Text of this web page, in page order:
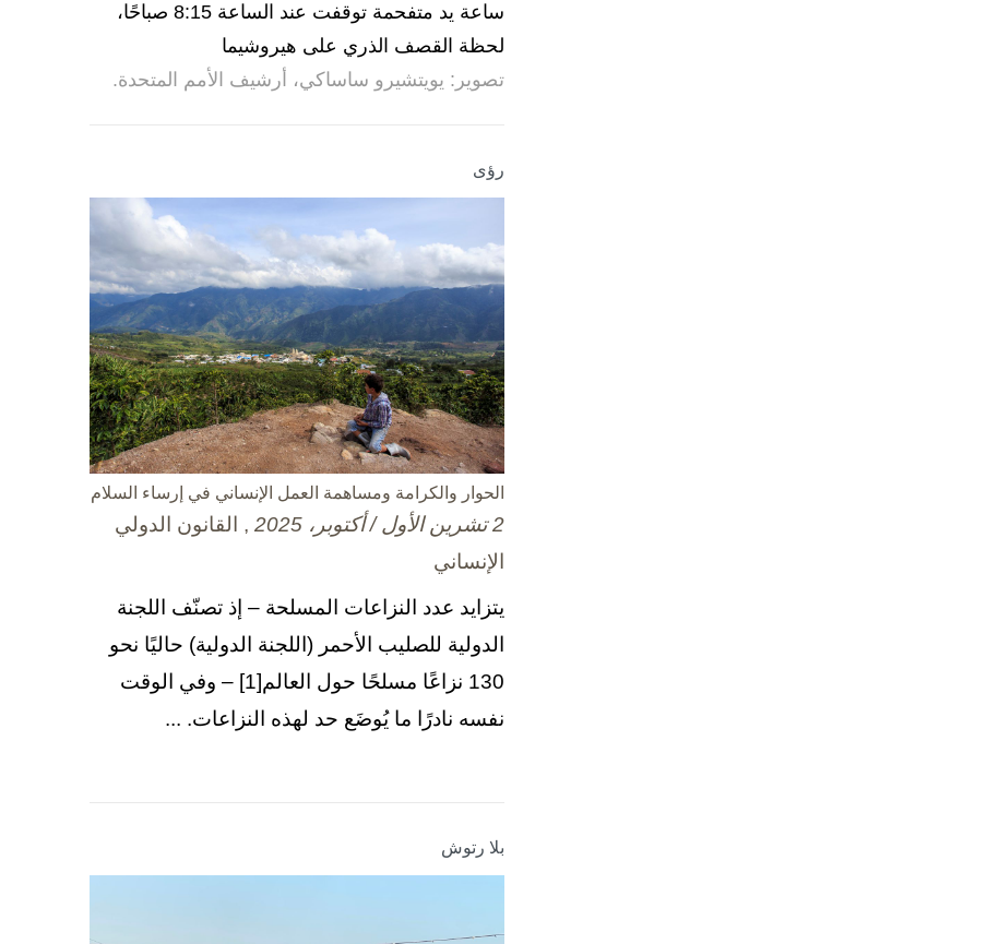
ساعة يد متفحمة توقفت عند الساعة 8:15 صباحًا،
لحظة القصف الذري على هيروشيما
تصوير: يويتشيرو ساساكي، أرشيف الأمم المتحدة.
رؤى
الحوار والكرامة ومساهمة العمل الإنساني في إرساء السلام
2 تشرين الأول / أكتوبر، 2025
, القانون الدولي
الإنساني
يتزايد عدد النزاعات المسلحة – إذ تصنّف اللجنة
الدولية للصليب الأحمر (اللجنة الدولية) حاليًا نحو
130 نزاعًا مسلحًا حول العالم[1] – وفي الوقت
نفسه نادرًا ما يُوضَع حد لهذه النزاعات. ...
بلا رتوش